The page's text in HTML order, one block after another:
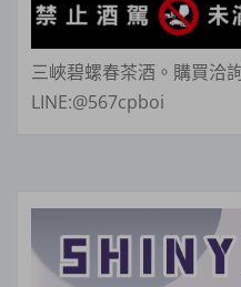
三峽碧螺春茶酒。購買洽
LINE:@567cpboi